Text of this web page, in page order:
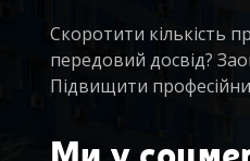
Скоротити кількість
передовий досвід?
Підвищити